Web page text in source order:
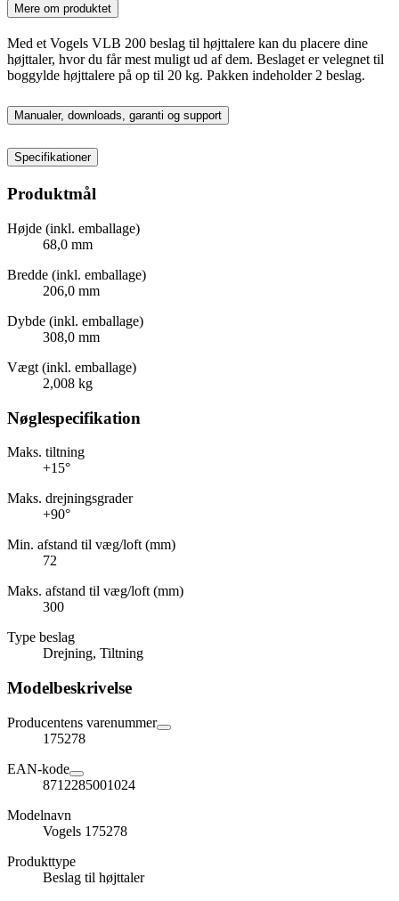
Mere om produktet
Med et Vogels VLB 200 beslag til højttalere kan du placere dine
højttaler, hvor du får mest muligt ud af dem. Beslaget er velegnet til
boggylde højttalere på op til 20 kg. Pakken indeholder 2 beslag.
Manualer, downloads, garanti og support
Specifikationer
Produktmål
Højde (inkl. emballage)
68,0 mm
Bredde (inkl. emballage)
206,0 mm
Dybde (inkl. emballage)
308,0 mm
Vægt (inkl. emballage)
2,008 kg
Nøglespecifikation
Maks. tiltning
+15°
Maks. drejningsgrader
+90°
Min. afstand til væg/loft (mm)
72
Maks. afstand til væg/loft (mm)
300
Type beslag
Drejning, Tiltning
Modelbeskrivelse
Producentens varenummer
175278
EAN-kode
8712285001024
Modelnavn
Vogels 175278
Produkttype
Beslag til højttaler